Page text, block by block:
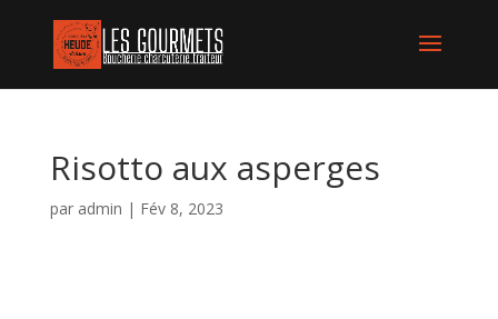
Risotto aux asperges
par admin | Fév 8, 2023